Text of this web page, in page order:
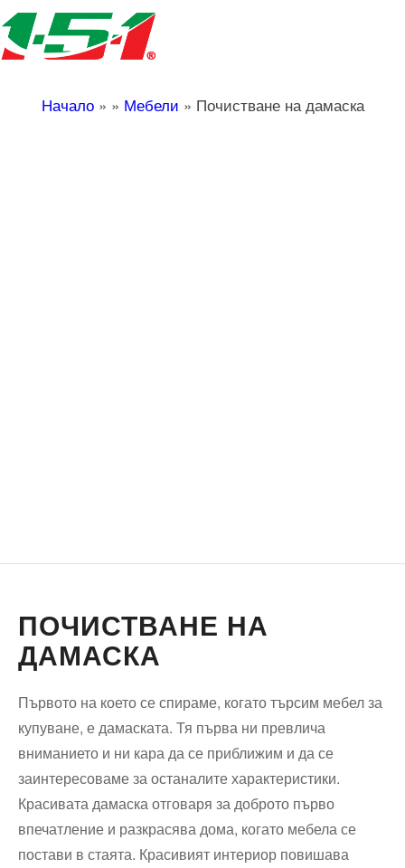
Начало» » Мебели » Почистване на дамаска
ПОЧИСТВАНЕ НА
ДАМАСКА
Първото на което се спираме, когато търсим мебел за
купуване, е дамаската. Тя първа ни превлича
вниманието и ни кара да се приближим и да се
заинтересоваме за останалите характеристики.
Красивата дамаска отговаря за доброто първо
впечатление и разкрасява дома, когато мебела се
постави в стаята. Красивият интериор повишава